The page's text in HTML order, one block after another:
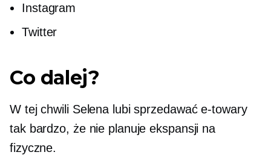
Instagram
Twitter
Co dalej?
W tej chwili Selena lubi sprzedawaće-towary
tak bardzo, że nie planuje ekspansji na
fizyczne.